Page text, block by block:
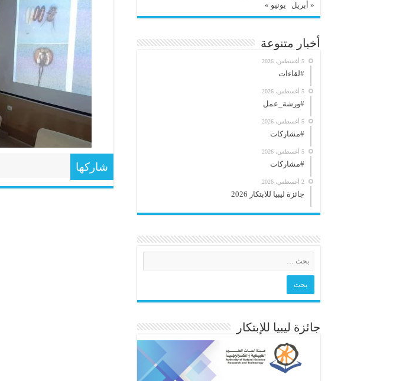
شاركها
« أبريل
يونيو »
أخبار متنوعة
5 أغسطس، 2026
#لقاءات
5 أغسطس، 2026
#ورشة_عمل
5 أغسطس، 2026
#مشاركات
5 أغسطس، 2026
#مشاركات
2 أغسطس، 2026
جائزة ليبيا للابتكار 2026
جائزة ليبيا للإبتكار